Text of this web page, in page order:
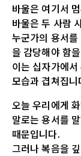
바울은 여기서
바울은 두 사람
누군가의 용서
을 감당해야 함
이는 십자가에
모습과 겹쳐집니
오늘 우리에게
말로는 용서를
때문입니다.
그러나 복음을